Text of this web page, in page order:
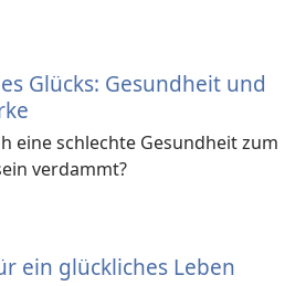
Glücks: Gesundheit und
eine schlechte Gesundheit zum
verdammt?
ein glückliches Leben